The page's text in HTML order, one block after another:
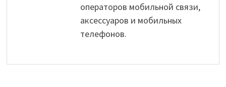
операторов мобильной связи,
аксессуаров и мобильных
телефонов.